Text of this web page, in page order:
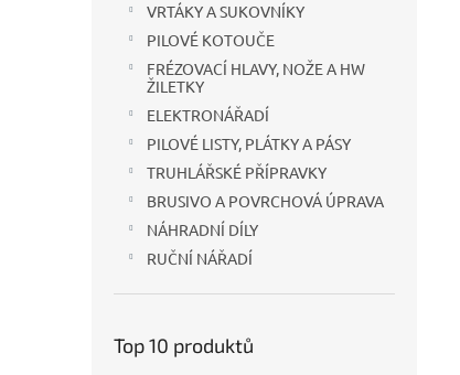
VRTÁKY A SUKOVNÍKY
PILOVÉ KOTOUČE
FRÉZOVACÍ HLAVY, NOŽE A HW
ŽILETKY
ELEKTRONÁŘADÍ
PILOVÉ LISTY, PLÁTKY A PÁSY
TRUHLÁŘSKÉ PŘÍPRAVKY
BRUSIVO A POVRCHOVÁ ÚPRAVA
NÁHRADNÍ DÍLY
RUČNÍ NÁŘADÍ
Top 10 produktů